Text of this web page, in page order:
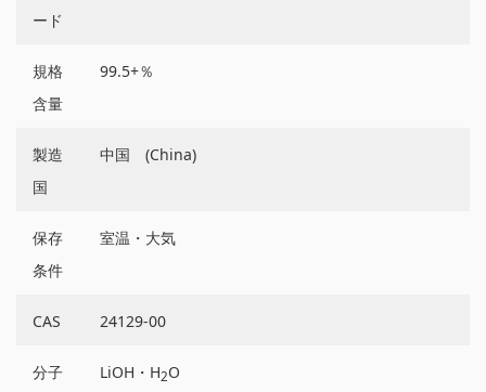
ード
規格
含量
99.5+％
製造
国
中国 (China)
保存
条件
室温・大気
CAS 24129-00
分子
LiOH・H2O